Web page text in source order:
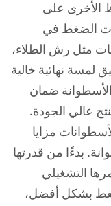
الأخرى على
الضغط في
مثل رش الطلاء،
لمسة نهائية خالية
ضمان
عالي الجودة.
مزايا
بدءًا من قدرتها
التشغيلي
بشكل أفضل،